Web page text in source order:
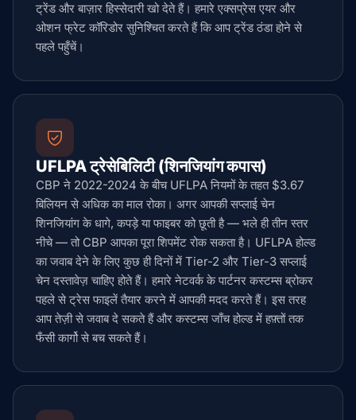
ट्रेंड और बाज़ार हिस्सेदारी खो देते हैं। हमारे एक्सप्रेस एयर और
ओशन फ्रेट कॉरिडोर सुनिश्चित करते हैं कि आप ट्रेंड ठंडा होने से
पहले पहुँचें।
UFLPA ट्रेसेबिलिटी (शिनजियांग कपास)
CBP ने 2022-2024 के बीच UFLPA नियमों के तहत $3.67
बिलियन से अधिक का माल रोका। अगर आपकी सप्लाई चेन
शिनजियांग के धागे, कपड़े या फाइबर को छूती है — भले ही तीन स्तर
नीचे — तो CBP आपका पूरा शिपमेंट रोक सकता है। UFLPA होल्ड
का जवाब देने के लिए कुछ ही दिनों में Tier-2 और Tier-3 सप्लाई
चेन दस्तावेज़ चाहिए होते हैं। हमारे नेटवर्क के पार्टनर कस्टम्स ब्रोकर
पहले से ट्रेस फाइलें तैयार करने में आपकी मदद करते हैं। इस तरह
आप तेज़ी से जवाब दे सकते हैं और कस्टम्स जाँच होल्ड में हफ़्तों तक
फँसी कार्गो से बच सकते हैं।